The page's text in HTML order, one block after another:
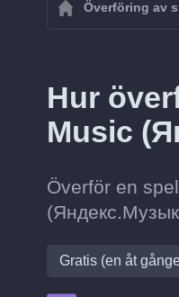
Överföring av
Hur
Music
Överför en
Gratis (en åt